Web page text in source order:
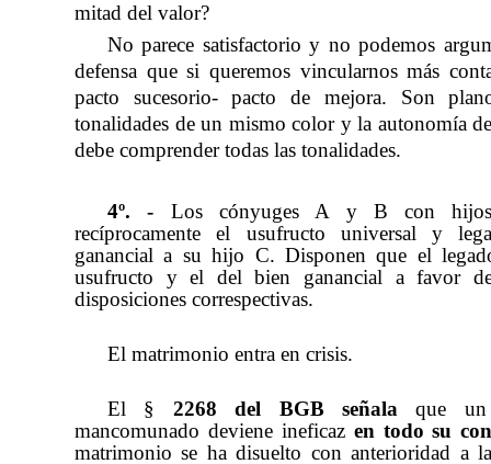
mitad del valor?
No parece satisfactorio y no podemos
defensa que si queremos vincularnos más
pacto sucesorio- pacto de mejora. Son
tonalidades de un mismo color y la autonomía
debe comprender todas las tonalidades.
4º. - Los cónyuges A y B con
recíprocamente el usufructo universal y
ganancial a su hijo C. Disponen que el
usufructo y el del bien ganancial a favor
disposiciones correspectivas.
El matrimonio entra en crisis.
El § 2268 del BGB señalaque un
mancomunado deviene ineficaz en todo su
matrimonio se ha disuelto con anterioridad a